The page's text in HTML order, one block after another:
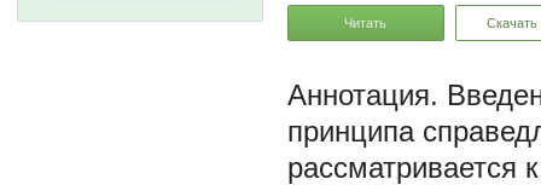
Читать Скачать
принципа
рассматривается